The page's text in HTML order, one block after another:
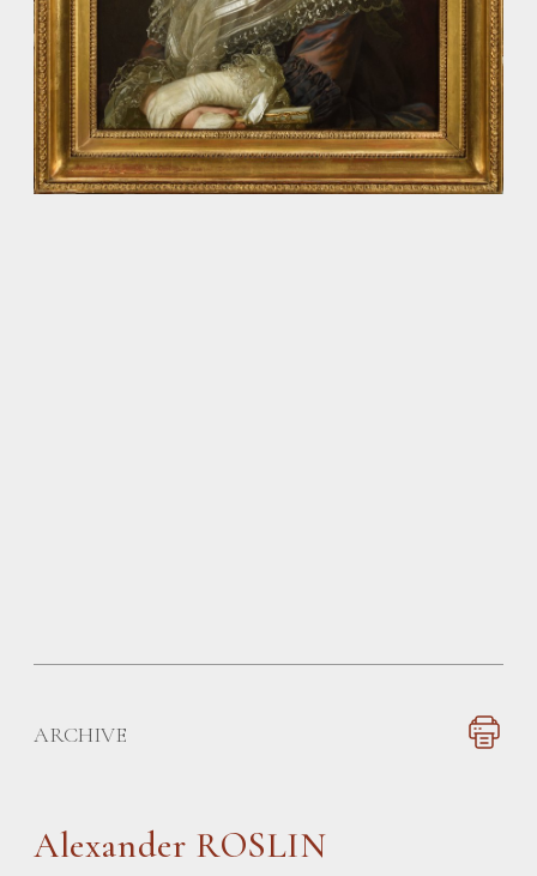
ARCHIVE
Alexander ROSLIN